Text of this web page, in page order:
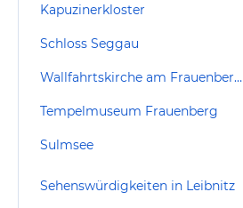
Kapuzinerkloster
Schloss Seggau
Wallfahrtskirche am Frauenberg bei Leibnitz
Tempelmuseum Frauenberg
Sulmsee
Sehenswürdigkeiten in Leibnitz